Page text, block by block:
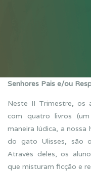
Senhores Pais e/ou
Neste II Trimestre, os
com quatro livros
maneira lúdica, a
do gato Ulisses, são
Através deles, os
que misturam ficção e